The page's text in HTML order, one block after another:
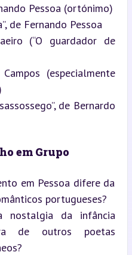
Pessoa (ortónimo)
de Fernando Pessoa
(“O guardador de
(especialmente
de Bernardo
em Grupo
em Pessoa difere da
portugueses?
nostalgia da infância
de outros poetas